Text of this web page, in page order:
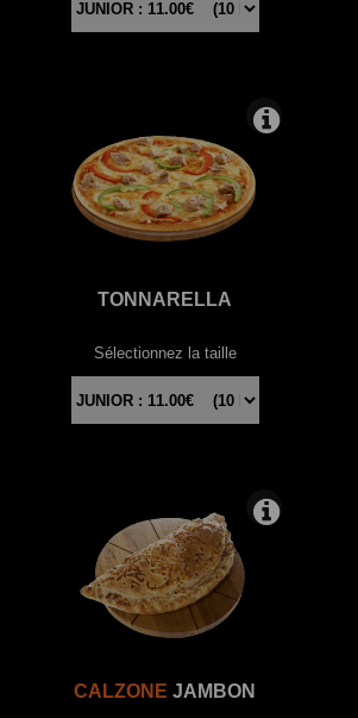
TONNARELLA
Sélectionnez la taille
CALZONE JAMBON